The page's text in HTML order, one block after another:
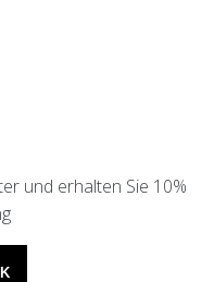
und erhalten Sie 10%